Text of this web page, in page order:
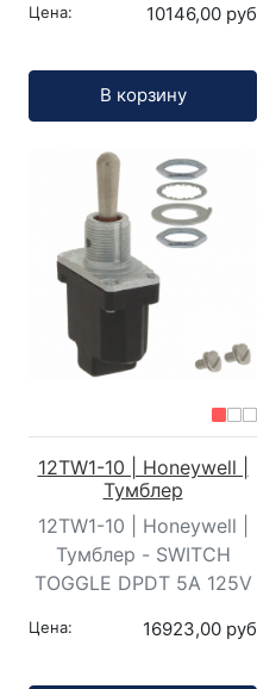
Цена: 10146,00 руб
В корзину
12TW1-10 | Honeywell |
Тумблер
12TW1-10 | Honeywell |
Тумблер - SWITCH
TOGGLE DPDT 5A 125V
Цена: 16923,00 руб